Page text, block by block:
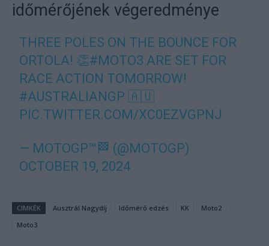
időmérőjének végeredménye
THREE POLES ON THE BOUNCE FOR
ORTOLA! 👏#MOTO3 ARE SET FOR
RACE ACTION TOMORROW!
#AUSTRALIANGP 🇦🇺
PIC.TWITTER.COM/XC0EZVGPNJ
— MOTOGP™🏁 (@MOTOGP)
OCTOBER 19, 2024
CIMKÉK Ausztrál Nagydíj Időmérő edzés KK
Moto2
Moto3